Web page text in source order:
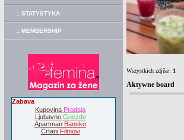
:: STATYSTYKA
:: MEMBERSHIP
Zabava
Kupovina Prodaja
Ljubavno Gnezdo
Apartman Bansko
Crtani Filmovi
Wszystkich zdjêæ: 1
Aktywne board